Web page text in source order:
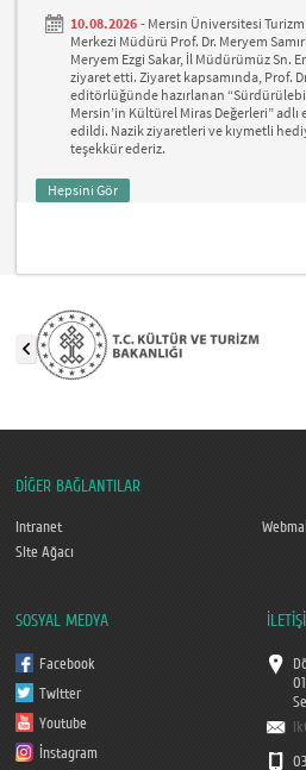
10.08.2026 - Mersin Üniversitesi
Merkezi Müdürü Prof. Dr. Meryem
Meryem Ezgi Sakar, İl Müdürümüz Sn.
ziyaret etti. Ziyaret kapsamında, Prof.
editörlüğünde hazırlanan
Mersin’in Kültürel Miras Değerleri”
edildi. Nazik ziyaretleri ve kıymetli
teşekkür ederiz.
Hepsini Gör
DİĞER BAĞLANTILAR
Intranet
Site Ağacı
SOSYAL MEDYA
Facebook
Twitter
Youtube
İnstagram